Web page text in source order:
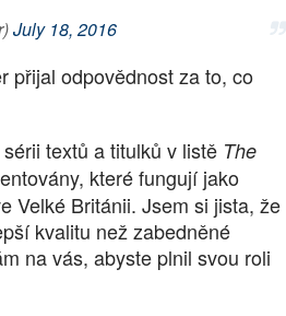
July 18, 2016
přijal odpovědnost za to, co
textů a titulků v listě The
které fungují jako
Velké Británii. Jsem si jista, že
kvalitu než zabedněné
na vás, abyste plnil svou roli